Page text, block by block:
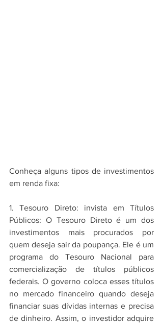
Conheça alguns tipos de investimentos
em renda fixa:
1. Tesouro Direto: invista em Títulos
Públicos: O Tesouro Direto é um dos
investimentos mais procurados por
quem deseja sair da poupança. Ele é um
programa do Tesouro Nacional para
comercialização de títulos públicos
federais. O governo coloca esses títulos
no mercado financeiro quando deseja
financiar suas dívidas internas e precisa
de dinheiro. Assim, o investidor adquire